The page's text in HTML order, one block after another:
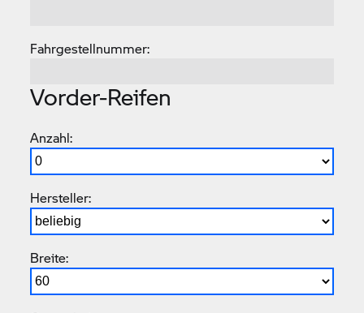
Fahrgestellnummer:
Vorder-Reifen
Anzahl:
Hersteller:
Breite: